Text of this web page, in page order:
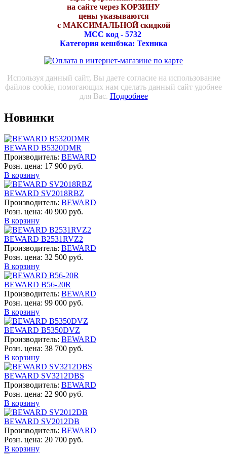
на сайте через КОРЗИНУ
цены указываются
с МАКСИМАЛЬНОЙ скидкой
МСС код - 5732
Категория кешбэка: Техника
Используя данный сайт, Вы даете согласие на использование
файлов cookie, помогающих нам сделать данный сайт удобнее
для Вас. Подробнее
Новинки
BEWARD B5320DMR
Производитель: BEWARD
Розн. цена: 17 900 руб.
В корзину
BEWARD SV2018RBZ
Производитель: BEWARD
Розн. цена: 40 900 руб.
В корзину
BEWARD B2531RVZ2
Производитель: BEWARD
Розн. цена: 32 500 руб.
В корзину
BEWARD B56-20R
Производитель: BEWARD
Розн. цена: 99 000 руб.
В корзину
BEWARD B5350DVZ
Производитель: BEWARD
Розн. цена: 38 700 руб.
В корзину
BEWARD SV3212DBS
Производитель: BEWARD
Розн. цена: 22 900 руб.
В корзину
BEWARD SV2012DB
Производитель: BEWARD
Розн. цена: 20 700 руб.
В корзину